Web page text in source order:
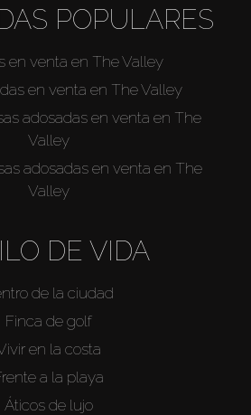
POPULARES
en venta en The Valley
en venta en The Valley
adosadas en venta en The
Valley
adosadas en venta en The
Valley
DE VIDA
de la ciudad
Finca de golf
en la costa
a la playa
Áticos de lujo